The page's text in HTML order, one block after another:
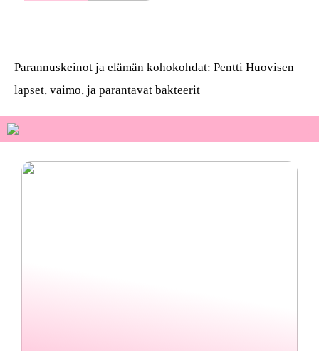
Parannuskeinot ja elämän kohokohdat: Pentti Huovisen
lapset, vaimo, ja parantavat bakteerit